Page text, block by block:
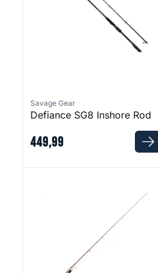
Savage Gear
Defiance SG8 Inshore Rod
449,99